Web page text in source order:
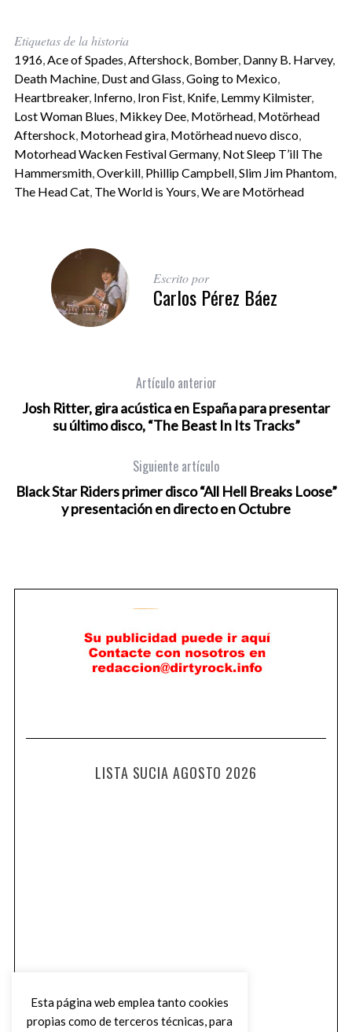
Etiquetas de la historia
1916, Ace of Spades Aftershock Bomber, Danny B. Harvey,
Death Machine, Dust and Glass Going to Mexico,
Heartbreaker, Inferno, Iron Fist, Knife, Lemmy Kilmister,
Lost Woman Blues Mikkey Dee, Motörhead, Motörhead
Aftershock Motorhead gira, Motörhead nuevo disco,
Motorhead Wacken Festival Germany, Not Sleep T’ill The
Hammersmith, Overkill, Phillip Campbell, Slim Jim Phantom,
The Head Cat, The World is Yours We are Motörhead
Escrito por
Carlos Pérez Báez
Artículo anterior
Josh Ritter, gira acústica en España para presentar
su último disco, “The Beast In Its Tracks”
Siguiente artículo
Black Star Riders primer disco “All Hell Breaks Loose”
y presentación en directo en Octubre
LISTA SUCIA AGOSTO 2026
Esta página web emplea tanto cookies
propias como de terceros técnicas, para